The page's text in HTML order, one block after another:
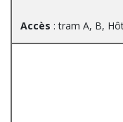
Accès : tram A, B,